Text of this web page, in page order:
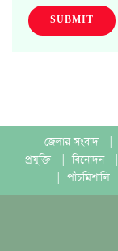
SUBMIT
জেলার সংবাদ
প্রযুক্তি
বিনোদন
পাঁচমিশালি